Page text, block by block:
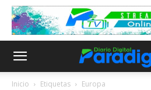
Inicio Etiquetas Europa